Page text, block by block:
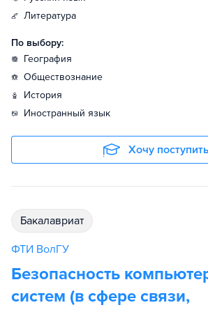
литература
По выбору:
география
обществознание
история
иностранный язык
Хочу поступить
бакалавриат
ФТИ ВолГУ
Безопасность
систем (в сфере связи,